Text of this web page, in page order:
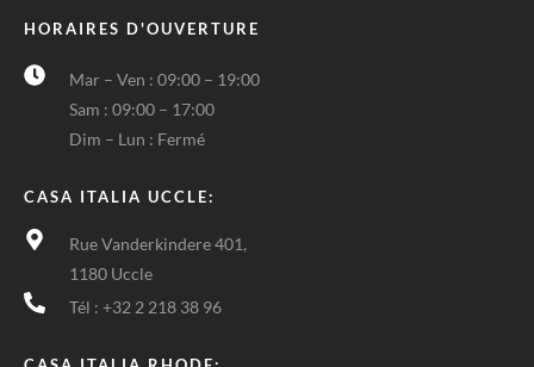
HORAIRES D'OUVERTURE
Mar – Ven : 09:00 – 19:00
Sam : 09:00 – 17:00
Dim – Lun : Fermé
CASA ITALIA UCCLE:
Rue Vanderkindere 401,
1180 Uccle
Tél : +32 2 218 38 96